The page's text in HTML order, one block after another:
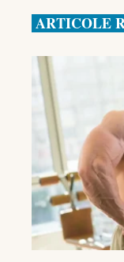
ARTICOLE